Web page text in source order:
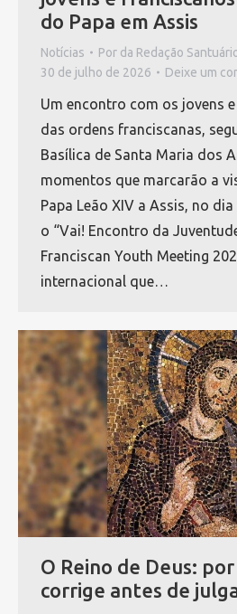
do Papa em Assis
Notícias Por da Redação
30 de julho de 2026
Deixe um
Um encontro com os jovens
das ordens franciscanas,
Basílica de Santa Maria dos
momentos que marcarão a
Papa Leão XIV a Assis, no
o “Vai! Encontro da
Franciscan Youth Meeting
internacional que…
O Reino de Deus:
corrige antes de